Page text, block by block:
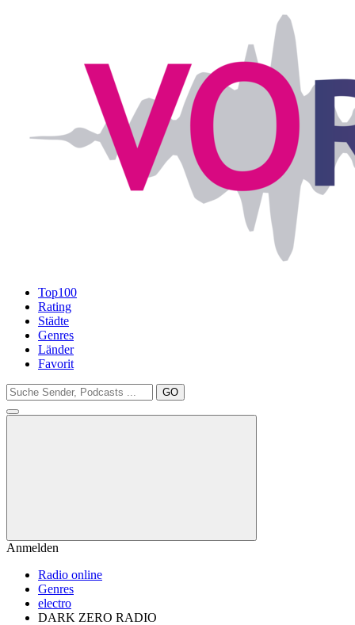
Top100
Rating
Städte
Genres
Länder
Favorit
GO
Anmelden
Radio online
Genres
electro
DARK ZERO RADIO